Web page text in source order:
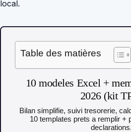
local.
Table des matières
10 modeles Excel +
2026 (kit
Bilan simplifie, suivi tresorerie,
10 templates prets a remplir +
declarations.